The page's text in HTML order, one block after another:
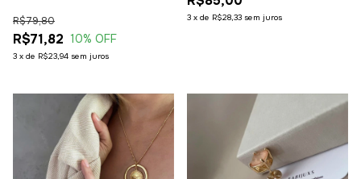
R$71,82
R$79,80
10% OFF
3 x de R$23,94 sem juros
3 x de R$28,33 sem juros